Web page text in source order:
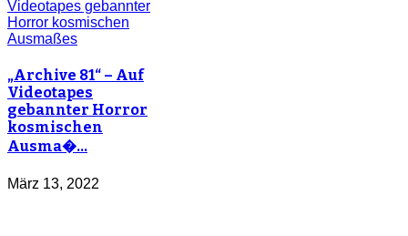
„Archive 81“ – Auf
Videotapes
gebannter Horror
kosmischen
Ausma�…
März 13, 2022